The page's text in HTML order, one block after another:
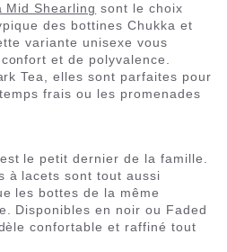
Mid Shearling sont le choix
des bottines Chukka et
variante unisexe vous
et de polyvalence.
Tea, elles sont parfaites pour
frais ou les promenades
le petit dernier de la famille.
à lacets sont tout aussi
les bottes de la même
Disponibles en noir ou Faded
confortable et raffiné tout